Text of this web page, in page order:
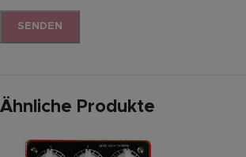
Ähnliche Produkte